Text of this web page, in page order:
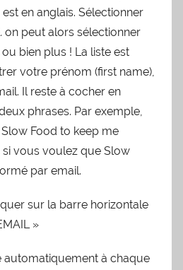
en anglais. Sélectionner
on peut alors sélectionner
bien plus ! La liste est
votre prénom (first name),
Il reste à cocher en
phrases. Par exemple,
Food to keep me
vous voulez que Slow
par email.
sur la barre horizontale
»
automatiquement à chaque